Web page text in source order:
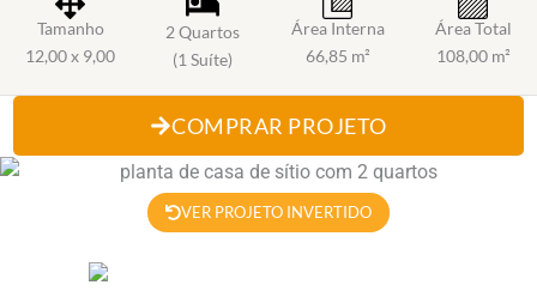
Tamanho
12,00 x 9,00
2 Quartos
(1 Suíte)
Área Interna
66,85 m²
Área Total
108,00 m²
COMPRAR PROJETO
VER PROJETO INVERTIDO